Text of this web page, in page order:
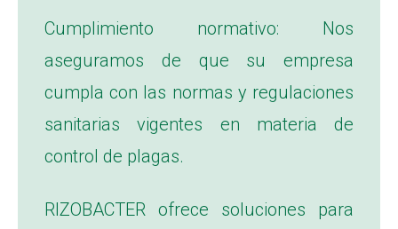
Cumplimiento normativo: Nos
aseguramos de que su empresa
cumpla con las normas y regulaciones
sanitarias vigentes en materia de
control de plagas.
RIZOBACTER ofrece soluciones para